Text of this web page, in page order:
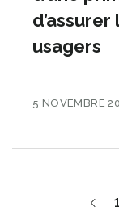
usagers
5 NOVEMBRE
1